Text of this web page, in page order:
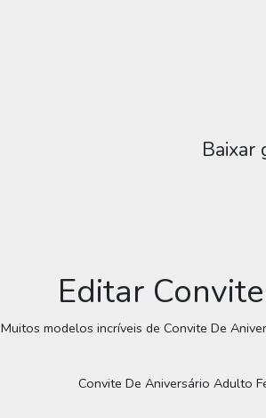
Baixar
Editar
Muitos modelos incríveis de Convite De
Convite De Aniversário Adulto